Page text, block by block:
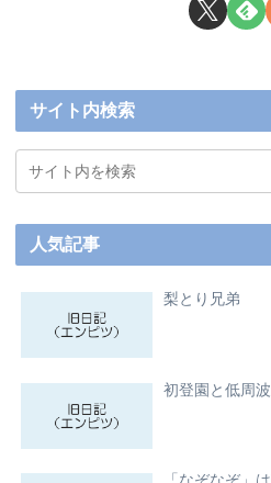
サイト内検索
人気記事
梨とり兄弟
初登園と低周